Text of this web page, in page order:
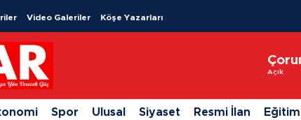
Video Galeriler Köşe Yazarları
Açık
Spor Ulusal Siyaset Resmi İlan Eğitim